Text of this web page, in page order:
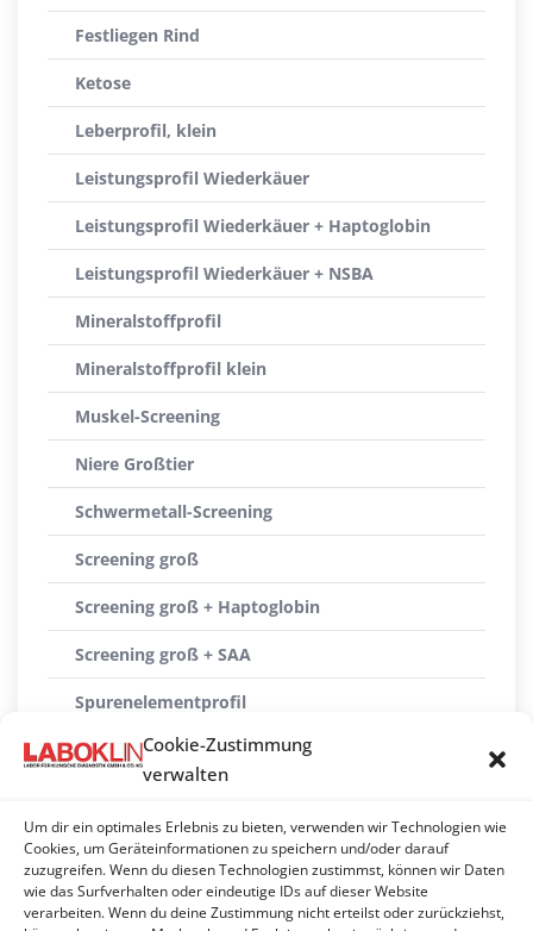
Cookie-Zustimmung
verwalten
Um dir ein optimales Erlebnis zu bieten, verwenden wir Technologien wie
Cookies, um Geräteinformationen zu speichern und/oder darauf
zuzugreifen. Wenn du diesen Technologien zustimmst, können wir Daten
wie das Surfverhalten oder eindeutige IDs auf dieser Website
verarbeiten. Wenn du deine Zustimmung nicht erteilst oder zurückziehst,
Festliegen Rind
Ketose
Leberprofil, klein
Leistungsprofil Wiederkäuer
Leistungsprofil Wiederkäuer + Haptoglobin
Leistungsprofil Wiederkäuer + NSBA
Mineralstoffprofil
Mineralstoffprofil klein
Muskel-Screening
Niere Großtier
Schwermetall-Screening
Screening groß
Screening groß + Haptoglobin
Screening groß + SAA
Spurenelementprofil
Transitprofil Rind
Transitprofil Rind + NSBA
Versorgung Kalb